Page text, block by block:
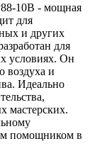
10B - мощная
для
и других
для
условиях. Он
воздуха и
Идеально
мастерских.
помощником в